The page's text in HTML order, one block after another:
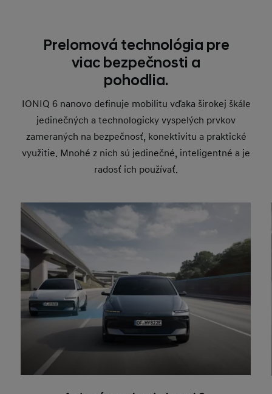
Prelomová technológia pre
viac bezpečnosti a
pohodlia.
IONIQ 6 nanovo definuje mobilitu vďaka širokej škále
jedinečných a technologicky vyspelých prvkov
zameraných na bezpečnosť, konektivitu a praktické
využitie. Mnohé z nich sú jedinečné, inteligentné a je
radosť ich používať.